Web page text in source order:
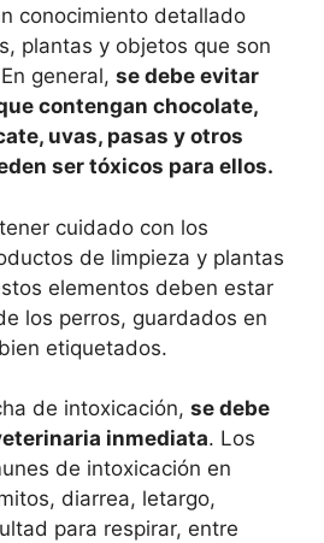
conocimiento detallado
plantas y objetos que son
general, se debe evitar
contengan chocolate,
uvas, pasas y otros
ser tóxicos para ellos.
cuidado con los
de limpieza y plantas
elementos deben estar
los perros, guardados en
etiquetados.
de intoxicación, se debe
inmediata. Los
de intoxicación en
diarrea, letargo,
para respirar, entre